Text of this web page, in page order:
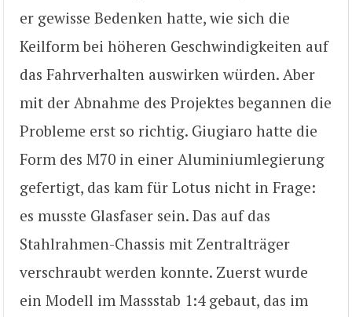
er gewisse Bedenken hatte, wie sich die
Keilform bei höheren Geschwindigkeiten auf
das Fahrverhalten auswirken würden. Aber
mit der Abnahme des Projektes begannen die
Probleme erst so richtig. Giugiaro hatte die
Form des M70 in einer Aluminiumlegierung
gefertigt, das kam für Lotus nicht in Frage:
es musste Glasfaser sein. Das auf das
Stahlrahmen-Chassis mit Zentralträger
verschraubt werden konnte. Zuerst wurde
ein Modell im Massstab 1:4 gebaut, das im